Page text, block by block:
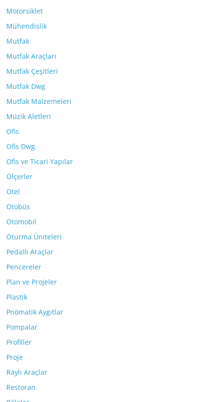
Motorsiklet
Mühendislik
Mutfak
Mutfak Araçları
Mutfak Çeşitleri
Mutfak Dwg
Mutfak Malzemeleri
Müzik Aletleri
Ofis
Ofis Dwg
Ofis ve Ticari Yapılar
Ölçerler
Otel
Otobüs
Otomobil
Oturma Üniteleri
Pedallı Araçlar
Pencereler
Plan ve Projeler
Plastik
Pnömatik Aygıtlar
Pompalar
Profiller
Proje
Raylı Araçlar
Restoran